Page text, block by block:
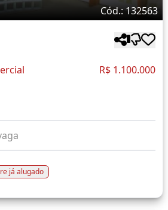
Cód.: 132563
R$ 1.100.000
já alugado